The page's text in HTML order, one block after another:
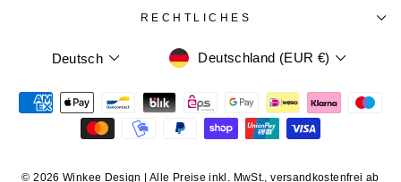
RECHTLICHES
SPRACHE
Deutsch WÄHRUNG
Deutschland (EUR €)
© 2026 Winkee Design | Alle Preise inkl. MwSt., versandkostenfrei ab